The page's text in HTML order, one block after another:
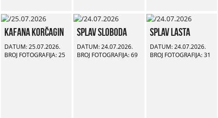
Kafana Korčagin
DATUM: 25.07.2026.
BROJ FOTOGRAFIJA: 25
Splav Sloboda
DATUM: 24.07.2026.
BROJ FOTOGRAFIJA: 69
Splav Lasta
DATUM: 24.07.2026.
BROJ FOTOGRAFIJA: 31